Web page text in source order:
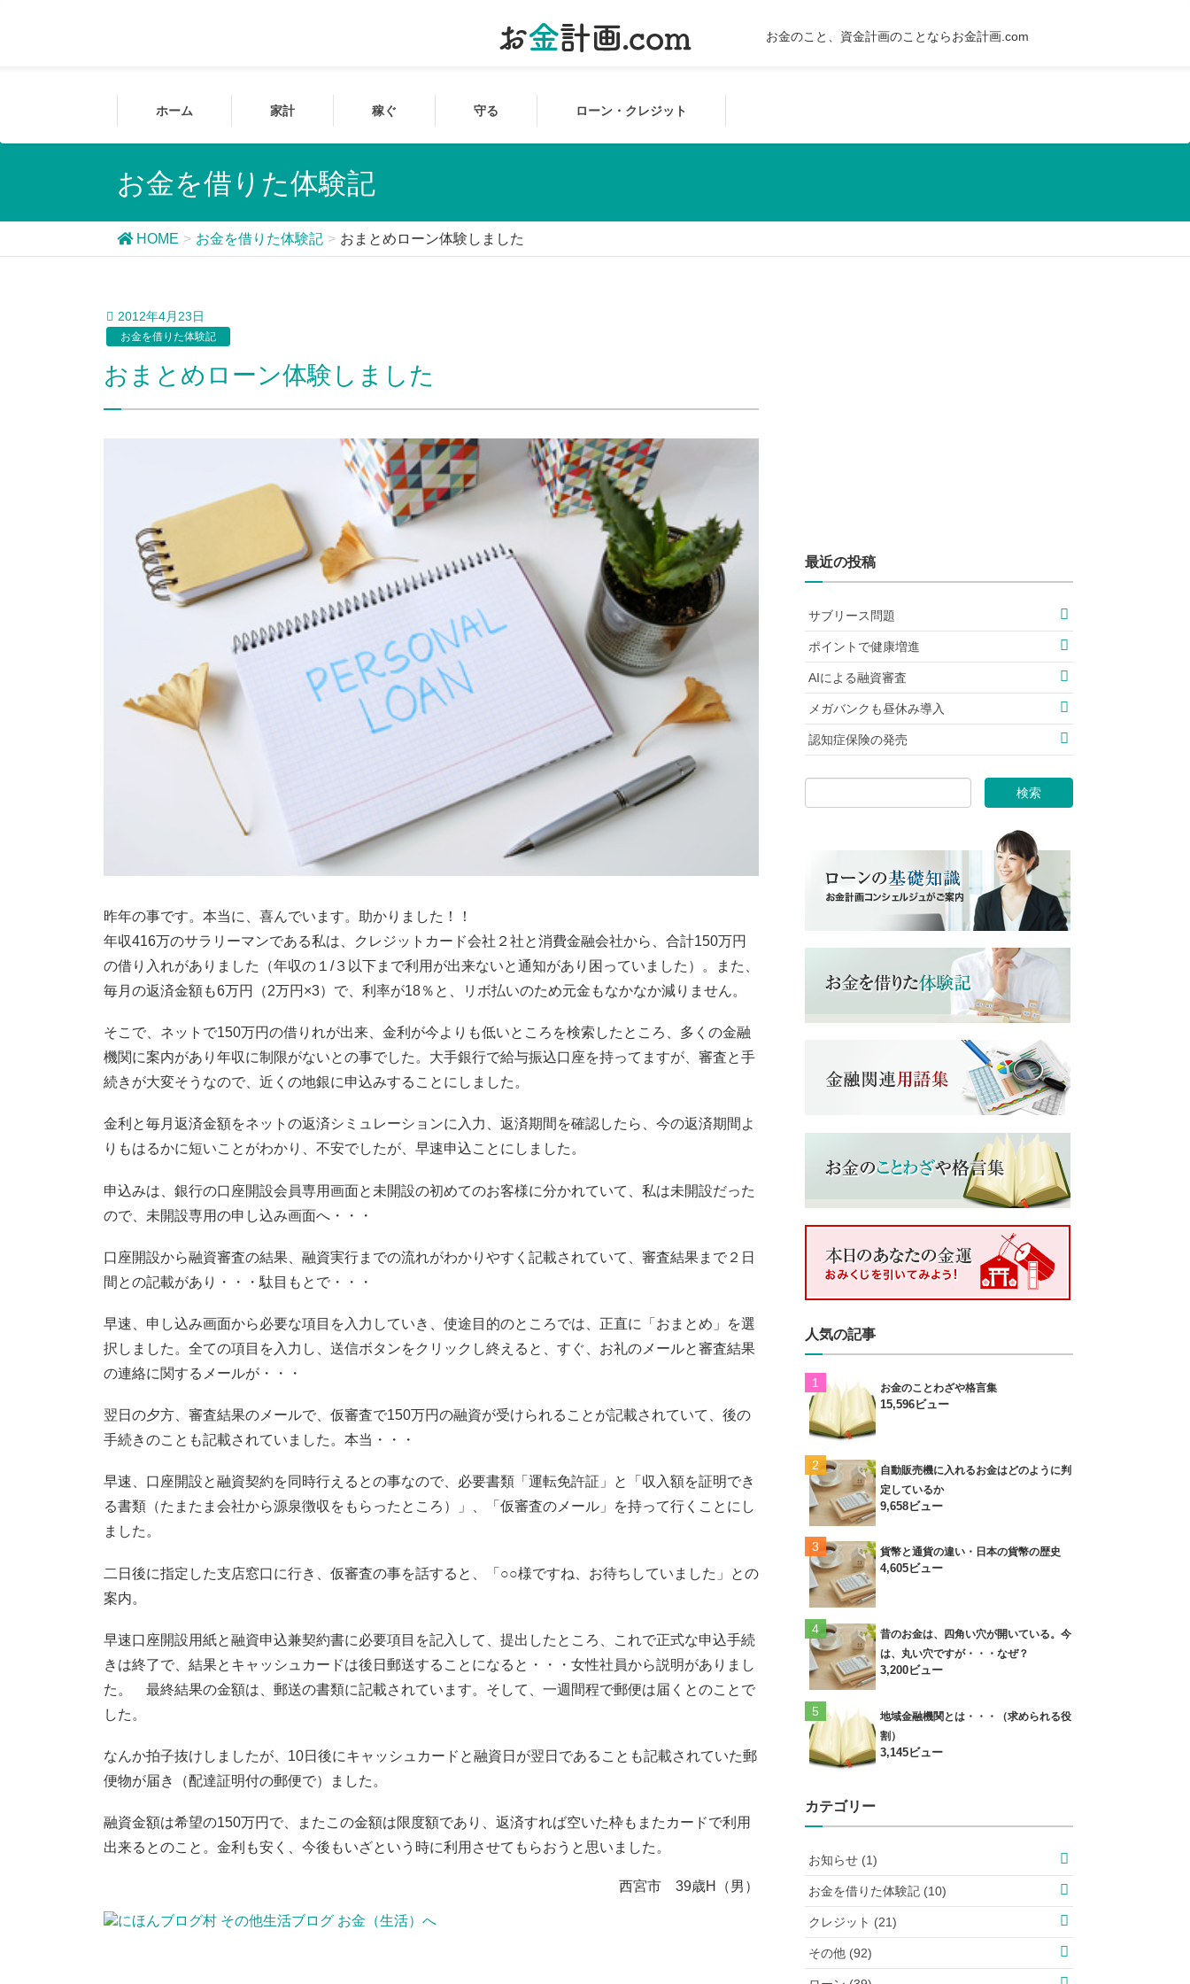
お金のこと、資金計画のことならお金計画.com
ホーム 家計 稼ぐ 守る ローン・クレジット
お金を借りた体験記
HOME お金を借りた体験記 おまとめローン体験しました
2012年4月23日
お金を借りた体験記
おまとめローン体験しました
昨年の事です。本当に、喜んでいます。助かりました！！
年収416万のサラリーマンである私は、クレジットカード会社２社と消費金融会社から、合計150万円
の借り入れがありました（年収の１/３以下まで利用が出来ないと通知があり困っていました）。また、
毎月の返済金額も6万円（2万円×3）で、利率が18％と、リボ払いのため元金もなかなか減りません。
そこで、ネットで150万円の借りれが出来、金利が今よりも低いところを検索したところ、多くの金融
機関に案内があり年収に制限がないとの事でした。大手銀行で給与振込口座を持ってますが、審査と手
続きが大変そうなので、近くの地銀に申込みすることにしました。
金利と毎月返済金額をネットの返済シミュレーションに入力、返済期間を確認したら、今の返済期間よ
りもはるかに短いことがわかり、不安でしたが、早速申込ことにしました。
申込みは、銀行の口座開設会員専用画面と未開設の初めてのお客様に分かれていて、私は未開設だった
ので、未開設専用の申し込み画面へ・・・
口座開設から融資審査の結果、融資実行までの流れがわかりやすく記載されていて、審査結果まで２日
間との記載があり・・・駄目もとで・・・
早速、申し込み画面から必要な項目を入力していき、使途目的のところでは、正直に「おまとめ」を選
択しました。全ての項目を入力し、送信ボタンをクリックし終えると、すぐ、お礼のメールと審査結果
の連絡に関するメールが・・・
翌日の夕方、審査結果のメールで、仮審査で150万円の融資が受けられることが記載されていて、後の
手続きのことも記載されていました。本当・・・
早速、口座開設と融資契約を同時行えるとの事なので、必要書類「運転免許証」と「収入額を証明でき
る書類（たまたま会社から源泉徴収をもらったところ）」、「仮審査のメール」を持って行くことにし
ました。
二日後に指定した支店窓口に行き、仮審査の事を話すると、「○○様ですね、お待ちしていました」との
案内。
早速口座開設用紙と融資申込兼契約書に必要項目を記入して、提出したところ、これで正式な申込手続
きは終了で、結果とキャッシュカードは後日郵送することになると・・・女性社員から説明がありまし
た。 最終結果の金額は、郵送の書類に記載されています。そして、一週間程で郵便は届くとのことで
した。
なんか拍子抜けしましたが、10日後にキャッシュカードと融資日が翌日であることも記載されていた郵
便物が届き（配達証明付の郵便で）ました。
融資金額は希望の150万円で、またこの金額は限度額であり、返済すれば空いた枠もまたカードで利用
出来るとのこと。金利も安く、今後もいざという時に利用させてもらおうと思いました。
西宮市 39歳H（男）
最近の投稿
サブリース問題
ポイントで健康増進
AIによる融資審査
メガバンクも昼休み導入
認知症保険の発売
人気の記事
お金のことわざや格言集
15,596ビュー
自動販売機に入れるお金はどのように判
定しているか
9,658ビュー
貨幣と通貨の違い・日本の貨幣の歴史
4,605ビュー
昔のお金は、四角い穴が開いている。今
は、丸い穴ですが・・・なぜ？
3,200ビュー
地域金融機関とは・・・（求められる役
割）
3,145ビュー
カテゴリー
お知らせ (1)
お金を借りた体験記 (10)
クレジット (21)
その他 (92)